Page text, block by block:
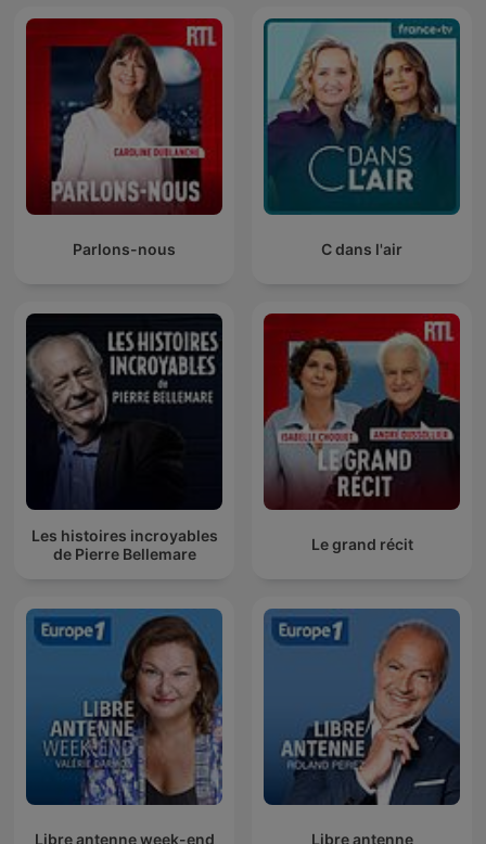
Parlons-nous C dans l'air
Les histoires incroyables
de Pierre Bellemare
Le grand récit
Libre antenne week-end Libre antenne